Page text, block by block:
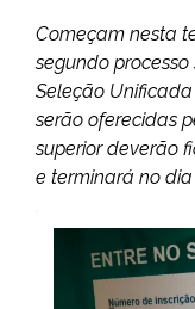
Começam nesta
segundo
Seleção Unificada
serão oferecidas
superior deverão
e terminará no dia